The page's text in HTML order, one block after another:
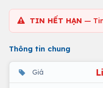
TIN HẾT HẠN —
Thông tin chung
Giá